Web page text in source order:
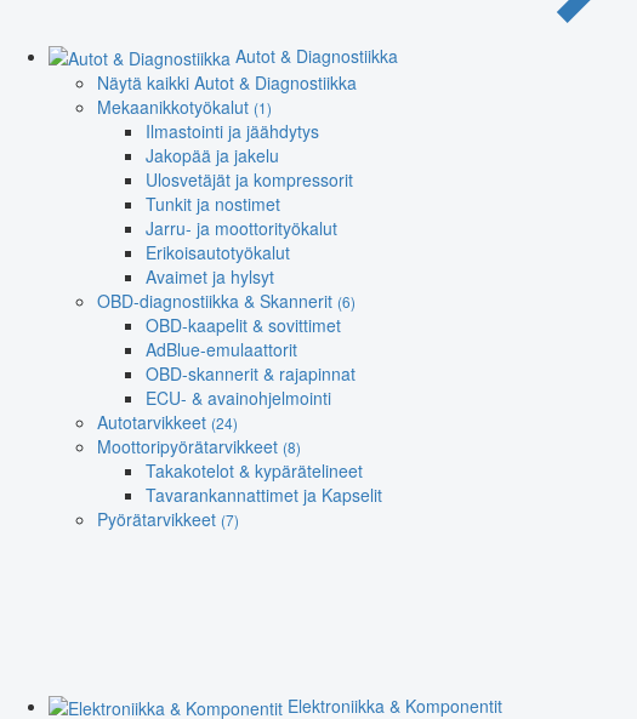
Autot & Diagnostiikka
Näytä kaikki Autot & Diagnostiikka
Mekaanikkotyökalut (1)
Ilmastointi ja jäähdytys
Jakopää ja jakelu
Ulosvetäjät ja kompressorit
Tunkit ja nostimet
Jarru- ja moottorityökalut
Erikoisautotyökalut
Avaimet ja hylsyt
OBD-diagnostiikka & Skannerit (6)
OBD-kaapelit & sovittimet
AdBlue-emulaattorit
OBD-skannerit & rajapinnat
ECU- & avainohjelmointi
Autotarvikkeet (24)
Moottoripyörätarvikkeet (8)
Takakotelot & kypärätelineet
Tavarankannattimet ja Kapselit
Pyörätarvikkeet (7)
Elektroniikka & Komponentit